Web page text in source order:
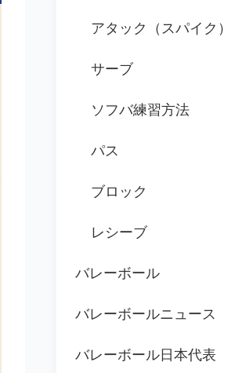
アタック（スパイク）
サーブ
ソフバ練習方法
パス
ブロック
レシーブ
バレーボール
バレーボールニュース
バレーボール日本代表